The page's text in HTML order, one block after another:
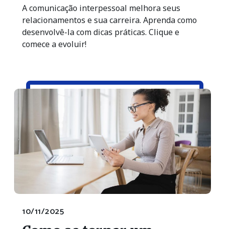
A comunicação interpessoal melhora seus
relacionamentos e sua carreira. Aprenda como
desenvolvê-la com dicas práticas. Clique e
comece a evoluir!
10/11/2025